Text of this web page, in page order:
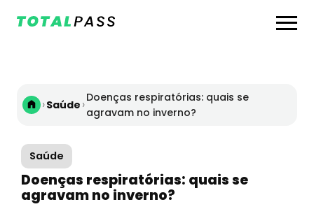
›Saúde ›Doenças respiratórias: quais se
agravam no inverno?
Saúde
Doenças respiratórias: quais se
agravam no inverno?